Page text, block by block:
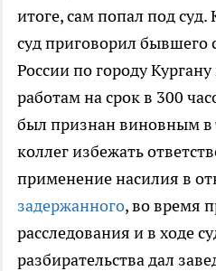
итоге, сам попал под суд.
суд приговорил
России по городу
работам на срок в 300
был признан виновным в
коллег избежать
применение насилия в
задержанного, во время
расследования и в ходе
разбирательства дал